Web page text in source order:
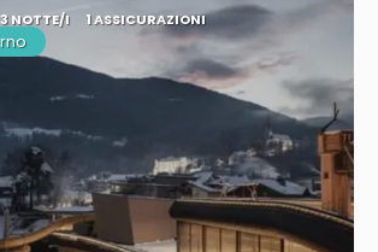
3 NOTTE/I 1 ASSICURAZIONI